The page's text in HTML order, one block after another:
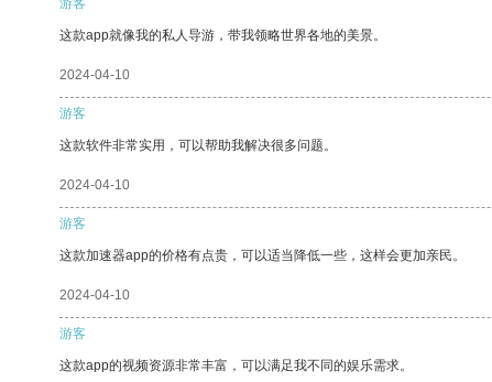
游客
这款app就像我的私人导游，带我领略世界各地的美景。
2024-04-10
游客
这款软件非常实用，可以帮助我解决很多问题。
2024-04-10
游客
这款加速器app的价格有点贵，可以适当降低一些，这样会更加亲民。
2024-04-10
游客
这款app的视频资源非常丰富，可以满足我不同的娱乐需求。